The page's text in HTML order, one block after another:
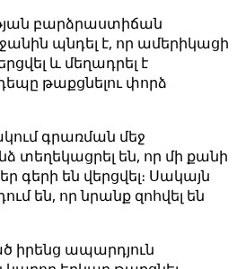
բարձրաստիճան
պնդել է, որ ամերիկացի
և մեղադրել է
թաքցնելու փորձ
գրառման մեջ
տեղեկացրել են, որ մի քանի
գերի են վերցվել։ Սակայն
են, որ նրանք զոհվել են
իրենց ապարդյուն